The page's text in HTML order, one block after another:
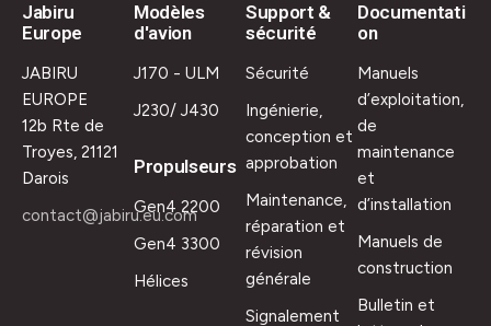
Jabiru
Europe
JABIRU
EUROPE
12b Rte de
Troyes, 21121
Darois
contact@jabiru.eu.com
Modèles
d'avion
J170 - ULM
J230/ J430
Propulseurs
Gen4 2200
Gen4 3300
Hélices
Support &
sécurité
Sécurité
Ingénierie,
conception et
approbation
Maintenance,
réparation et
révision
générale
Signalement
Documentati
on
Manuels
d’exploitation,
de
maintenance
et
d’installation
Manuels de
construction
Bulletin et